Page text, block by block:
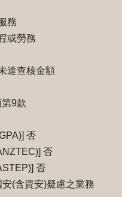
務
或勞務
達查核金額
9款
否
否
否
(含資安)疑慮之業務